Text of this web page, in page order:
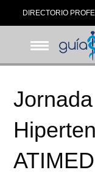
DIRECTORIO